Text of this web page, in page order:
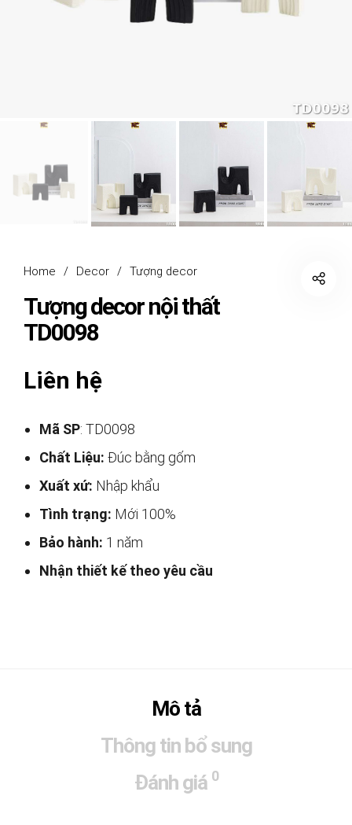
Home / Decor / Tượng decor
Tượng decor nội thất
TD0098
Liên hệ
Mã SP: TD0098
Chất Liệu: Đúc bằng gốm
Xuất xứ: Nhập khẩu
Tình trạng: Mới 100%
Bảo hành: 1 năm
Nhận thiết kế theo yêu cầu
Mô tả
Thông tin bổ sung
Đánh giá 0